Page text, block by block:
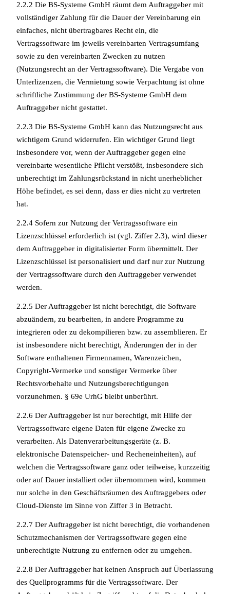
2.2.2 Die BS-Systeme GmbH räumt dem Auftraggeber mit
vollständiger Zahlung für die Dauer der Vereinbarung ein
einfaches, nicht übertragbares Recht ein, die
Vertragssoftware im jeweils vereinbarten Vertragsumfang
sowie zu den vereinbarten Zwecken zu nutzen
(Nutzungsrecht an der Vertragssoftware). Die Vergabe von
Unterlizenzen, die Vermietung sowie Verpachtung ist ohne
schriftliche Zustimmung der BS-Systeme GmbH dem
Auftraggeber nicht gestattet.
2.2.3 Die BS-Systeme GmbH kann das Nutzungsrecht aus
wichtigem Grund widerrufen. Ein wichtiger Grund liegt
insbesondere vor, wenn der Auftraggeber gegen eine
vereinbarte wesentliche Pflicht verstößt, insbesondere sich
unberechtigt im Zahlungsrückstand in nicht unerheblicher
Höhe befindet, es sei denn, dass er dies nicht zu vertreten
hat.
2.2.4 Sofern zur Nutzung der Vertragssoftware ein
Lizenzschlüssel erforderlich ist (vgl. Ziffer 2.3), wird dieser
dem Auftraggeber in digitalisierter Form übermittelt. Der
Lizenzschlüssel ist personalisiert und darf nur zur Nutzung
der Vertragssoftware durch den Auftraggeber verwendet
werden.
2.2.5 Der Auftraggeber ist nicht berechtigt, die Software
abzuändern, zu bearbeiten, in andere Programme zu
integrieren oder zu dekompilieren bzw. zu assemblieren. Er
ist insbesondere nicht berechtigt, Änderungen der in der
Software enthaltenen Firmennamen, Warenzeichen,
Copyright-Vermerke und sonstiger Vermerke über
Rechtsvorbehalte und Nutzungsberechtigungen
vorzunehmen. § 69e UrhG bleibt unberührt.
2.2.6 Der Auftraggeber ist nur berechtigt, mit Hilfe der
Vertragssoftware eigene Daten für eigene Zwecke zu
verarbeiten. Als Datenverarbeitungsgeräte (z. B.
elektronische Datenspeicher- und Recheneinheiten), auf
welchen die Vertragssoftware ganz oder teilweise, kurzzeitig
oder auf Dauer installiert oder übernommen wird, kommen
nur solche in den Geschäftsräumen des Auftraggebers oder
Cloud-Dienste im Sinne von Ziffer 3 in Betracht.
2.2.7 Der Auftraggeber ist nicht berechtigt, die vorhandenen
Schutzmechanismen der Vertragssoftware gegen eine
unberechtigte Nutzung zu entfernen oder zu umgehen.
2.2.8 Der Auftraggeber hat keinen Anspruch auf Überlassung
des Quellprogramms für die Vertragssoftware. Der